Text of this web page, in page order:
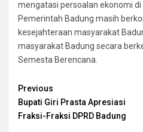
mengatasi persoalan ekonomi di
Pemerintah Badung masih
kesejahteraan masyarakat
masyarakat Badung secara
Semesta Berencana.
Continue
Reading
Previous
Bupati Giri Prasta Apresiasi
Fraksi-Fraksi DPRD Badung